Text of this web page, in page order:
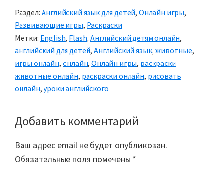
Раздел: Английский язык для детей, Онлайн игры,
Развивающие игры, Раскраски
Метки: English, Flash, Английский детям онлайн,
английский для детей, Английский язык, животные,
игры онлайн, онлайн, Онлайн игры, раскраски
животные онлайн, раскраски онлайн, рисовать
онлайн, уроки английского
Reader
Interactions
Добавить комментарий
Ваш адрес email не будет опубликован.
Обязательные поля помечены *